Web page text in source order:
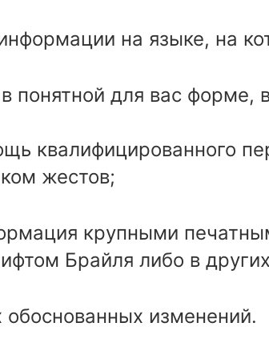
на языке, на
понятной для вас форме,
квалифицированного
жестов;
крупными
Брайля либо в
обоснованных изменений.